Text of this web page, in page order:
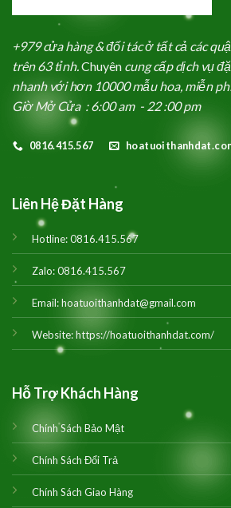
+979 cửa hàng & đối tác ở tất cả các
trên 63 tỉnh.Chuyên cung cấp dịch vụ
nhanh với hơn 10000 mẫu hoa, miễn
Giờ Mở Cửa : 6:00 am - 22 :00 pm
0816.415.567
Liên Hệ Đặt Hàng
Hotline:0816.415.567
Zalo:0816.415.567
Email:hoatuoithanhdat@gmail.com
Website:https://hoatuoithanhdat.com/
Hỗ Trợ Khách Hàng
Chính Sách Bảo Mật
Chính Sách Đổi Trả
Chính Sách Giao Hàng